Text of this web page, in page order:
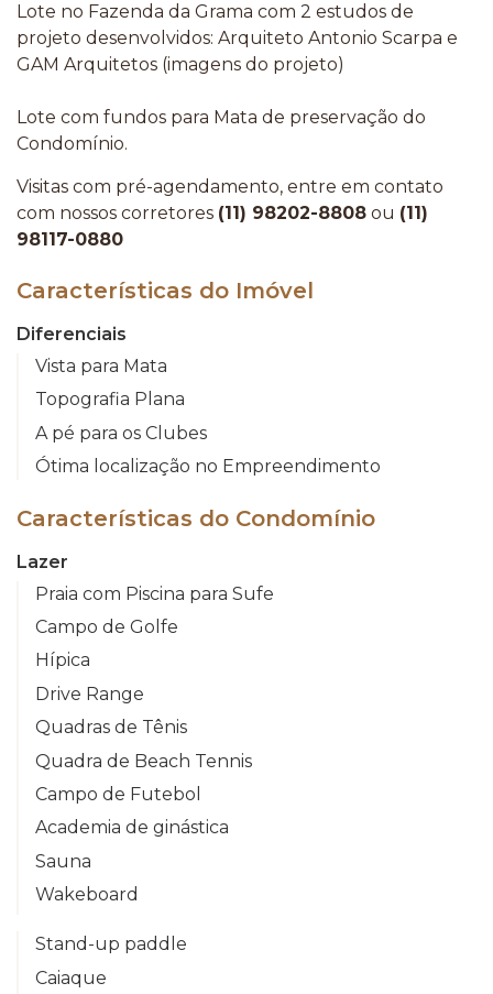
Lote no Fazenda da Grama com 2 estudos de
projeto desenvolvidos: Arquiteto Antonio Scarpa e
GAM Arquitetos (imagens do projeto)
Lote com fundos para Mata de preservação do
Condomínio.
Visitas com pré-agendamento, entre em contato
com nossos corretores (11) 98202-8808 ou (11)
98117-0880
Características do Imóvel
Diferenciais
Vista para Mata
Topografia Plana
A pé para os Clubes
Ótima localização no Empreendimento
Características do Condomínio
Lazer
Praia com Piscina para Sufe
Campo de Golfe
Hípica
Drive Range
Quadras de Tênis
Quadra de Beach Tennis
Campo de Futebol
Academia de ginástica
Sauna
Wakeboard
Stand-up paddle
Caiaque